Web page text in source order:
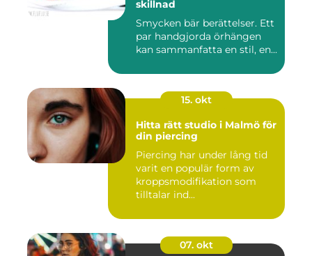
skillnad
Smycken bär berättelser. Ett
par handgjorda örhängen
kan sammanfatta en stil, en...
15. okt
Hitta rätt studio i Malmö för
din piercing
Piercing har under lång tid
varit en populär form av
kroppsmodifikation som
tilltalar ind...
07. okt